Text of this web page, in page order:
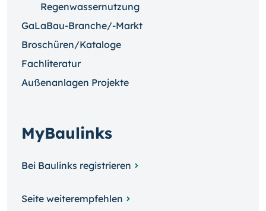
Regenwassernutzung
GaLaBau-Branche/-Markt
Broschüren/Kataloge
Fachliteratur
Außenanlagen Projekte
MyBaulinks
Bei Baulinks registrieren
Seite weiterempfehlen